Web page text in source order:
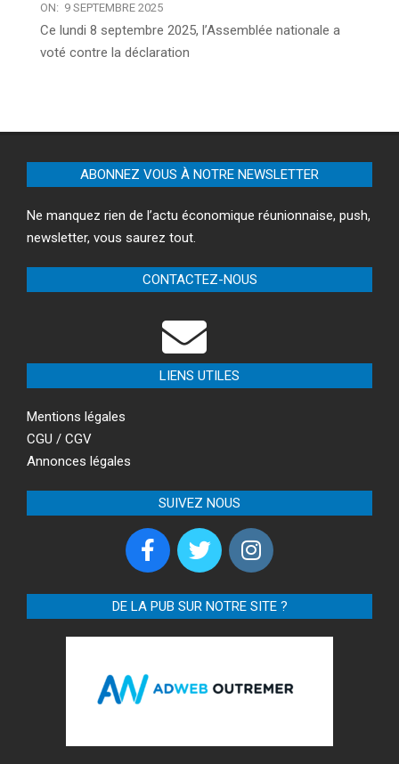
ON: 9 SEPTEMBRE 2025
Ce lundi 8 septembre 2025, l’Assemblée nationale a
voté contre la déclaration
ABONNEZ VOUS À NOTRE NEWSLETTER
Ne manquez rien de l’actu économique réunionnaise, push,
newsletter, vous saurez tout.
CONTACTEZ-NOUS
LIENS UTILES
Mentions légales
CGU / CGV
Annonces légales
SUIVEZ NOUS
DE LA PUB SUR NOTRE SITE ?